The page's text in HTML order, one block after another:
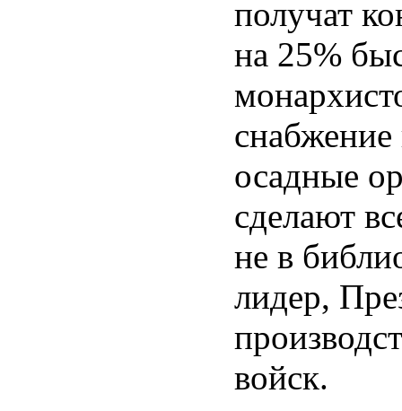
получат
на 25%
осадные
сделают
не в
лидер,
войск.